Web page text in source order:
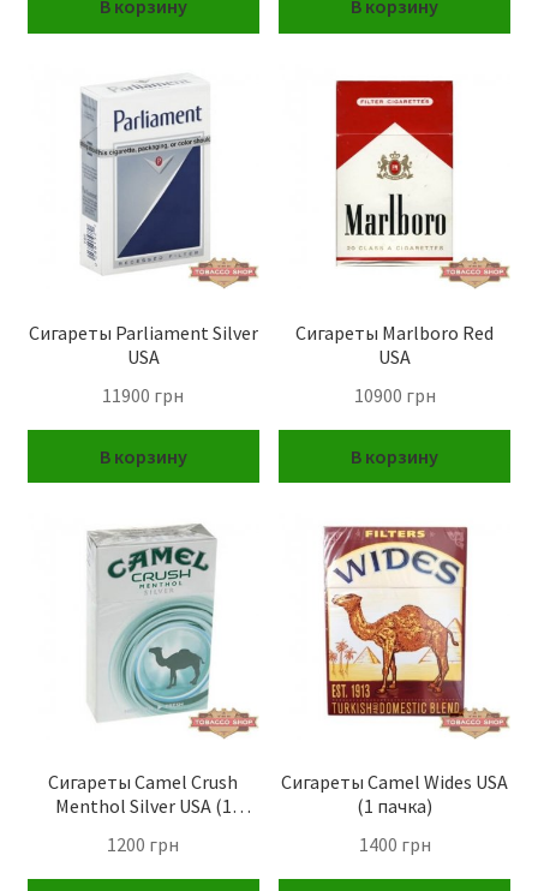
В корзину В корзину
Сигареты Parliament Silver
USA
11900 грн
В корзину
Сигареты Marlboro Red
USA
10900 грн
В корзину
Сигареты Camel Crush
Menthol Silver USA (1
1200 грн
Сигареты Camel Wides USA
(1 пачка)
1400 грн